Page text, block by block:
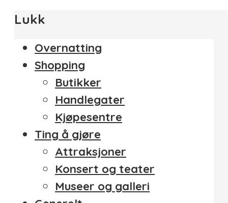
Lukk
Overnatting
Shopping
Butikker
Handlegater
Kjøpesentre
Ting å gjøre
Attraksjoner
Konsert og teater
Museer og galleri